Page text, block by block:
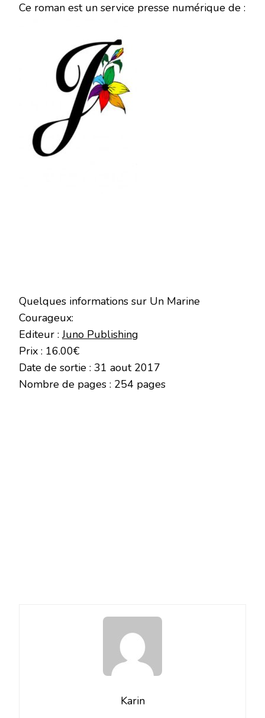
Ce roman est un service presse numérique de :
Quelques informations sur Un Marine
Courageux:
Editeur :Juno Publishing
Prix : 16.00€
Date de sortie : 31 aout 2017
Nombre de pages : 254 pages
Karin